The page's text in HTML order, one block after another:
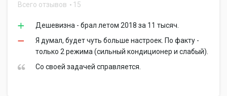
Всего отзывов 15
Дешевизна - брал летом 2018 за 11 тысяч.
Я думал, будет чуть больше настроек. По факту -
только 2 режима (сильный кондиционер и слабый).
Со своей задачей справляется.